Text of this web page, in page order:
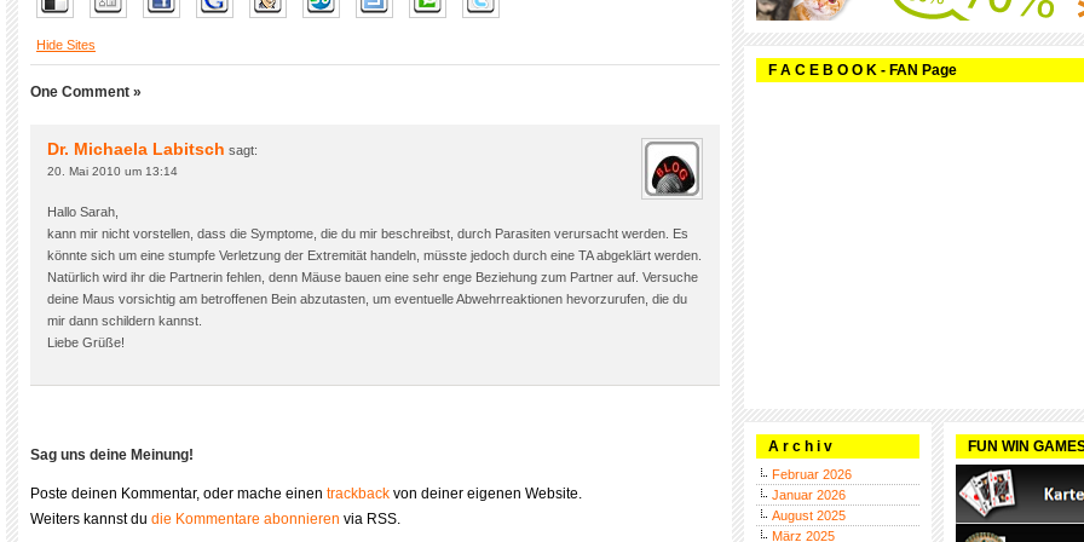
Hide Sites
One Comment »
Dr. Michaela Labitsch sagt:
20. Mai 2010 um 13:14
Hallo Sarah,
kann mir nicht vorstellen, dass die Symptome, die du mir beschreibst, durch Parasiten verursacht werden. Es
könnte sich um eine stumpfe Verletzung der Extremität handeln, müsste jedoch durch eine TA abgeklärt werden.
Natürlich wird ihr die Partnerin fehlen, denn Mäuse bauen eine sehr enge Beziehung zum Partner auf. Versuche
deine Maus vorsichtig am betroffenen Bein abzutasten, um eventuelle Abwehrreaktionen hevorzurufen, die du
mir dann schildern kannst.
Liebe Grüße!
Sag uns deine Meinung!
Poste deinen Kommentar, oder mache einen trackback von deiner eigenen Website.
Weiters kannst du die Kommentare abonnieren via RSS.
F A C E B O O K - FAN Page
A r c h i v
Februar 2026
Januar 2026
August 2025
März 2025
FUN WIN